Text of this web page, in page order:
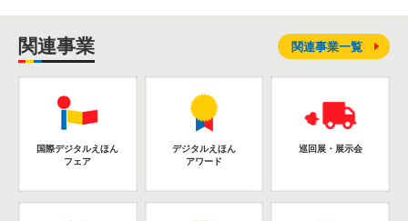
関連事業
国際デジタルえほん
フェア
デジタルえほん
アワード
巡回展・展示会
関連事業一覧